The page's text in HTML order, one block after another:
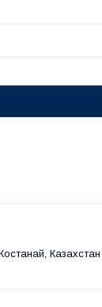
Казахстан